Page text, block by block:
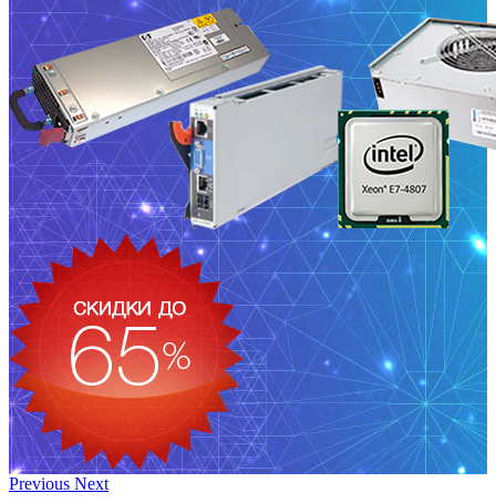
Previous Next